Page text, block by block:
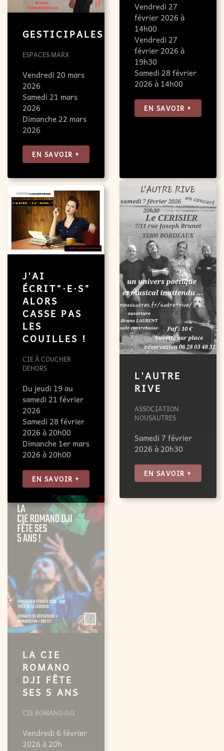
GESTICIPALES
ESPACES MARX
Vendredi 20 mars
2026
Samedi 21 mars
2026
Dimanche 22 mars
2026
EN SAVOIR +
Vendredi 27
février 2026 à
14h00
Vendredi 27
février 2026 à
19h30
Samedi 28 février
2026 à 14h00
EN SAVOIR +
J'AI
ÉCRIT"·E·S"
ALORS
CASSE PAS
LES
COUILLES !
CIE À COUCHER
DEHORS
Du jeudi 19 au
samedi 21 février
2026
Samedi 28 février
2026 à 20h00
Dimanche 1er mars
2026 à 20h00
EN SAVOIR +
L'AUTRE
RIVE
ASSOCIATION
NOUSAUTRES
Samedi 7 février
2026 à 20h30
EN SAVOIR +
LA CIE
ROMANO
DJI FÊTE
SES 5 ANS
CIE ROMANO DJI
Vendredi 6 février